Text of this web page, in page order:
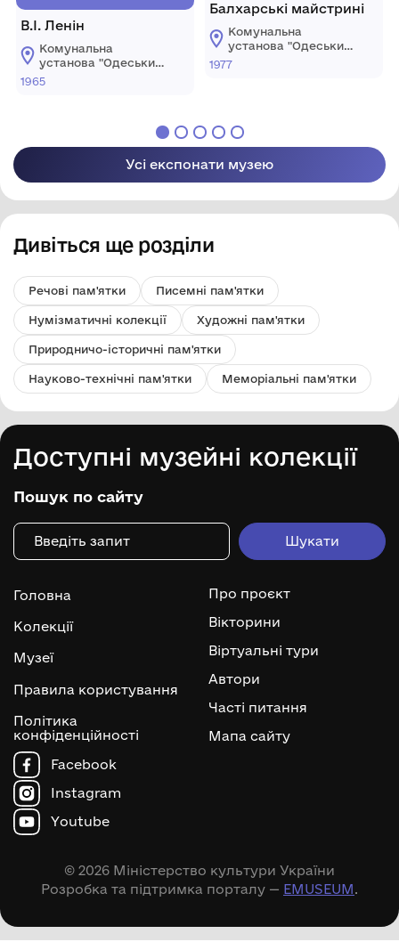
В.І. Ленін
Комунальна
установа "Одеський
національний
1965
Балхарські майстрині
Комунальна
установа "Одеський
національний
1977
Усі експонати музею
Дивіться ще розділи
Речові пам'ятки Писемні пам'ятки
Нумізматичні колекції Художні пам'ятки
Природничо-історичні пам'ятки
Науково-технічні пам'ятки Меморіальні пам'ятки
Доступні музейні колекції
Пошук по сайту
Головна
Колекції
Музеї
Правила користування
Політика
конфіденційності
Про проєкт
Вікторини
Віртуальні тури
Автори
Часті питання
Мапа сайту
Facebook
Instagram
Youtube
© 2026 Міністерство культури України
Розробка та підтримка порталу — EMUSEUM.